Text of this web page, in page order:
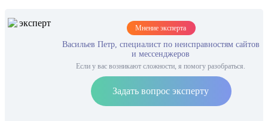
Мнение эксперта
Васильев Петр, специалист по неисправностям сайтов
и мессенджеров
Если у вас возникают сложности, я помогу разобраться.
Задать вопрос эксперту